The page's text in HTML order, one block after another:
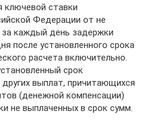
ключевой ставки
Федерации от не
каждый день задержки
после установленного срока
расчета включительно.
срок
выплат, причитающихся
(денежной компенсации)
не выплаченных в срок сумм.